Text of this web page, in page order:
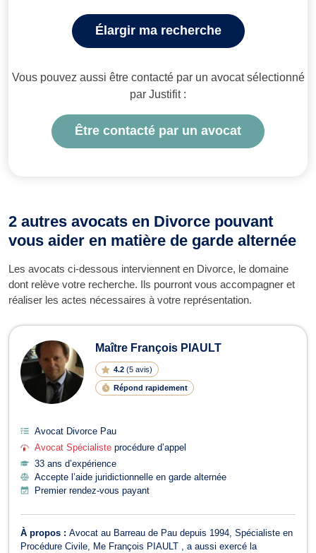
Élargir ma recherche
Vous pouvez aussi être contacté par un avocat sélectionné
par Justifit :
Être contacté par un avocat
2 autres avocats en Divorce pouvant
vous aider en matière de garde alternée
Les avocats ci-dessous interviennent en Divorce, le domaine
dont relève votre recherche. Ils pourront vous accompagner et
réaliser les actes nécessaires à votre représentation.
Maître François PIAULT
4.2 (5 avis)
Répond rapidement
Avocat Divorce Pau
Avocat Spécialiste procédure d’appel
33 ans d’expérience
Accepte l’aide juridictionnelle en garde alternée
Premier rendez-vous payant
À propos : Avocat au Barreau de Pau depuis 1994, Spécialiste en
Procédure Civile, Me François PIAULT , a aussi exercé la